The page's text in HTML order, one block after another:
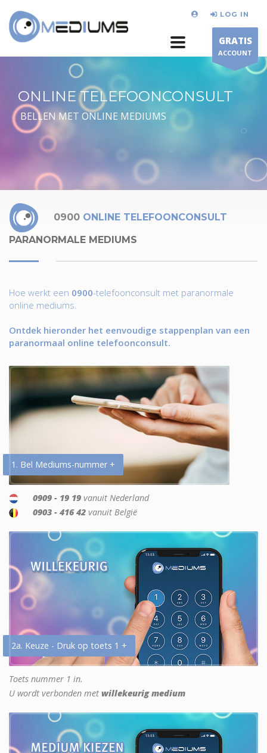
LOG IN
GRATIS
ACCOUNT
ONLINE TELEFOONCONSULT
BELLEN MET ONLINE MEDIUMS
0900 ONLINE TELEFOONCONSULT
PARANORMALE MEDIUMS
Hoe werkt een 0900-telefoonconsult met paranormale
online mediums.
Ontdek hieronder het eenvoudige stappenplan van een
paranormaal online telefoonconsult.
1. Bel Mediums-nummer +
0909 - 19 19 vanuit Nederland
0903 - 416 42 vanuit België
2a. Keuze - Druk op toets 1 +
Toets nummer 1 in.
U wordt verbonden met willekeurig medium